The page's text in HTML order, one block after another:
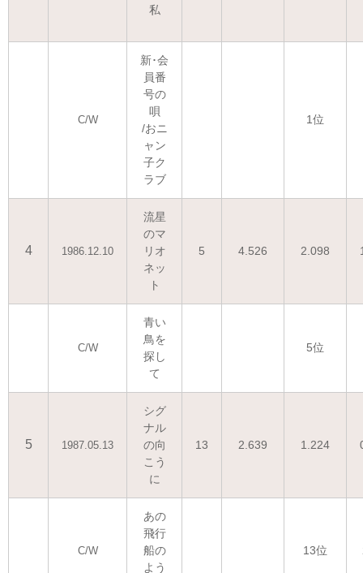
私
C/W
新･会
員番
号の
唄
/おニ
ャン
子ク
ラブ
1位
4 1986.12.10
流星
のマ
リオ
ネッ
ト
5 4.526 2.098
C/W
青い
鳥を
探し
て
5位
5 1987.05.13
シグ
ナル
の向
こう
に
13 2.639 1.224
C/W
あの
飛行
船の
よう
13位